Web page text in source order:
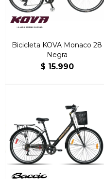
Bicicleta KOVA Monaco 28
Negra
$ 15.990